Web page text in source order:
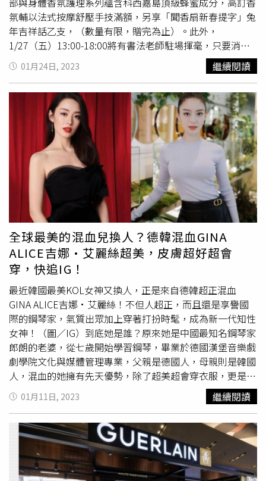
素。而纖維素是從生態管理認證森林的天然原木纖維製成，
並以環保輕量型包裝、無浪費作為設計理念，實在太值得嘉
許。原本頂級的香水瓶身沒有改變，透過加拿大藝術家勞拉
古爾沙尼，以花朵、小麥作為瓶身裝飾，每個外包裝都展現
了種色彩的和諧度，同樣擁有高級優雅感，但卻實現了生態
友善包裝，恰好體現出嬌蘭花草水語系列的精神。（圖／黃
筱婷攝）以愛封緘，封存環保另外在瓶身上，新花草水語系
列香氛瓶以蜂印瓶作為靈感，全部於法國製造，採用的回收
玻璃卻依然高級奢華，以往的傳統優雅、光亮度與明度通通
達成。「花草水語淡香水 盛採限定版」的蜂印瓶上裝飾著
多彩的棉線與流蘇封緘，與原始的香氛設計相呼應。嬌蘭花
草水語淡香水 盛採限定版的蜂印瓶上裝飾著多彩的棉線與
流蘇封緘，與原始的香氛設計相呼應。（圖／黃筱婷攝）
氛輔以法式按摩舒壓手技滿額，另享「聞香扇新春提字」兔
年吉祥話乙支，（數量有限，贈完為止）。此外，
1/27（五）13:00-18:00將有書法老師駐場揮毫，只要消費
滿額即享聞香扇客製吉祥話現場提字，訂製您的金兔年祝
福！（數量有限，贈完為止）（圖／品牌提供）全台獨家
法國嬌蘭「法式沙龍10道手技香氛護手服務」即日
起-1/29（日）初八期間至「 法國嬌蘭新光A11藝術沙龍香
氛藝廊」，即可體驗全台獨家「法式沙龍10 道手技香氛護
手服務」（價值$2,000）。自三款藝術沙龍香氛潤膚乳液
（親愛的玫瑰、迷夜橙花、綠野悸動）任擇一，搭配法式按
摩舒壓手技，使身心沉浸於奢華感官饗宴。每日限30位、每
人限體驗乙次。嬌蘭 藝術沙龍 迷夜橙花芳香潔手露 與 手部
與身體潤膚乳液（圖／品牌提供）滿額享「聞香扇新春提
字」 指定日期更享客製書法提字即日起-1/29（日）初八期
間至「 法國嬌蘭
新光A11藝術沙龍香氛藝廊」消費滿
$12,888，即可享「聞香扇新春提字」兩款擇一。
1/20（五）、1/27（五）兩日下午13:00-18:00更有書法老
師駐場，同樣消費滿$12,888，即可享聞香扇現場客製吉祥
話題字。*聞香扇款式以現場為準，此為示意圖*聞香扇數量
有限，贈完為止
01月24日, 2023 繼續閱讀
全球最美的混血兒換人？德韓混血GINA
ALICE吉娜·艾麗絲超美，皮膚超好超會
穿，快追IG！
最近韓國最美KOL女神又換人，正是來自德韓超正混血
GINA ALICE吉娜·艾麗絲！不但人超正，而且還是享譽國
際的鋼琴家，氣質出眾加上穿著打扮時髦，成為新一代知性
女神！（圖／IG）到底她是誰？原來她是中國最知名鋼琴家
郎朗的老婆，從七歲開始學習鋼琴，畢業於德國漢堡音樂戲
劇學院文化與媒體管理專業，父親是德國人，母親則是韓國
人，混血的她擁有先天優勢，除了超美超會穿衣服，更是才
女，彈了一手好鋼琴！2019年，她舉辦首場鋼琴獨奏音樂
會，獲得了業界的好評！另外大家所熟知的電影《冰雪奇
緣》中的中文推廣曲也是她唱的唷！（圖／IG）就在她的鋼
琴和演藝事業都達到一個巔峰之際，最近頂級保養品牌嬌蘭
也宣布簽下她，擔任蘭鑽全球形象大使。對於素來熱衷於結
合藝術與自身工藝的嬌蘭而言，攜手吉娜·艾麗絲無疑是再
適合不過的合作。而為開啟這樣的夥伴關係，嬌蘭有幸在即
01月11日, 2023 繼續閱讀